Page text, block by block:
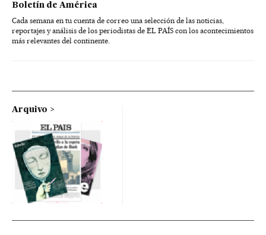
Boletín de América
Cada semana en tu cuenta de correo una selección de las noticias,
reportajes y análisis de los periodistas de EL PAÍS con los acontecimientos
más relevantes del continente.
Arquivo